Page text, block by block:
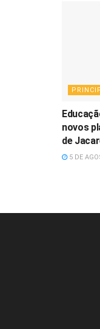
novos
de
5 DE